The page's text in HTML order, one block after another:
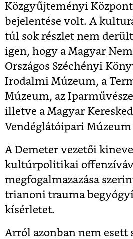
Közgyűjteményi
bejelentése volt. A
túl sok részlet nem
igen, hogy a Magyar
Országos Széchényi
Irodalmi Múzeum, a
Múzeum, az
illetve a Magyar
Vendéglátóipari Múzeum
A Demeter vezetői
kultúrpolitikai
megfogalmazazása
trianoni trauma
kísérletet.
Arról azonban nem esett